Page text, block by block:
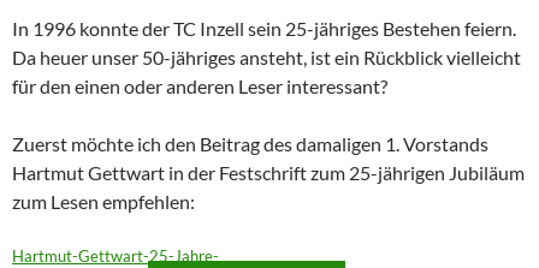
In 1996 konnte der TC Inzell sein 25-jähriges Bestehen feiern.
Da heuer unser 50-jähriges ansteht, ist ein Rückblick vielleicht
für den einen oder anderen Leser interessant?
Zuerst möchte ich den Beitrag des damaligen 1. Vorstands
Hartmut Gettwart in der Festschrift zum 25-jährigen Jubiläum
zum Lesen empfehlen:
Hartmut-Gettwart-25-Jahre-